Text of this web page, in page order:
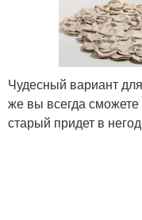
Чудесный вариант
же вы всегда
старый придет в